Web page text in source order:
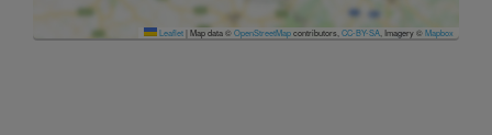
Leaflet|Map data ©OpenStreetMapcontributors,CC-BY-SA, Imagery ©Mapbox